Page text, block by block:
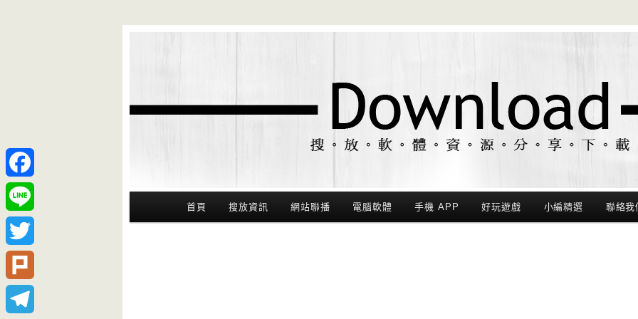
Main Menu
首頁 搜放資訊 網站聯播 電腦軟體 手機 APP 好玩遊戲 小編精選 聯絡我
Facebook
Line
Twitter
Plurk